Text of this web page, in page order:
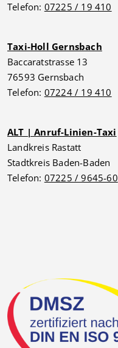
Telefon: 07225 / 19 410
Taxi-Holl Gernsbach
Baccaratstrasse 13
76593 Gernsbach
Telefon: 07224 / 19 410
ALT | Anruf-Linien-Taxi
Landkreis Rastatt
Stadtkreis Baden-Baden
Telefon: 07225 / 9645-60